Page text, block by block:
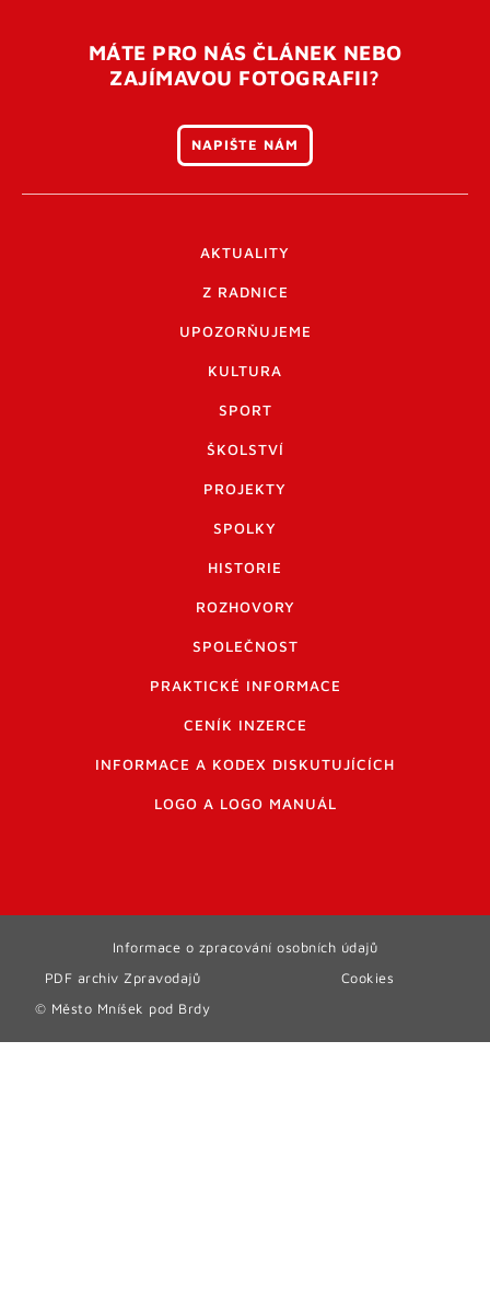
MÁTE PRO NÁS ČLÁNEK NEBO
ZAJÍMAVOU FOTOGRAFII?
NAPIŠTE NÁM
AKTUALITY
Z RADNICE
UPOZORŇUJEME
KULTURA
SPORT
ŠKOLSTVÍ
PROJEKTY
SPOLKY
HISTORIE
ROZHOVORY
SPOLEČNOST
PRAKTICKÉ INFORMACE
CENÍK INZERCE
INFORMACE A KODEX DISKUTUJÍCÍCH
LOGO A LOGO MANUÁL
© Město Mníšek pod Brdy
PDF archiv Zpravodajů
Informace o zpracování osobních údajů
Cookies